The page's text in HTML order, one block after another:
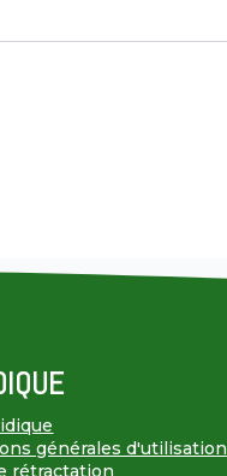
générales d'utilisation